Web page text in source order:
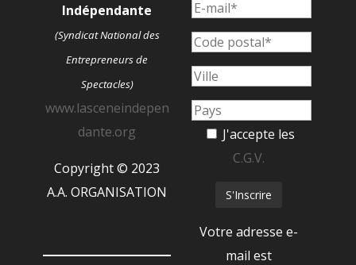
Indépendante
(Syndicat National des
Entrepreneurs de
Spectacles)
www.lasceneindepen
dante.org
Copyright © 2023
A.A. ORGANISATION
J'accepte les
C.G.V.
Votre adresse e-
mail est